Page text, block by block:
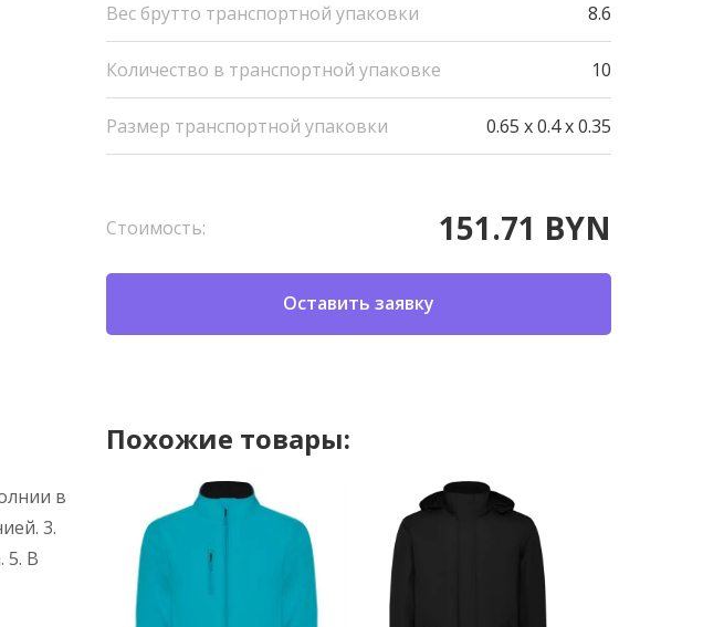
Вес брутто транспортной упаковки 8.6
Количество в транспортной упаковке 10
Размер транспортной упаковки 0.65 x 0.4 x 0.35
Стоимость: 151.71 BYN
Оставить заявку
в
3.
5. В
Похожие товары: